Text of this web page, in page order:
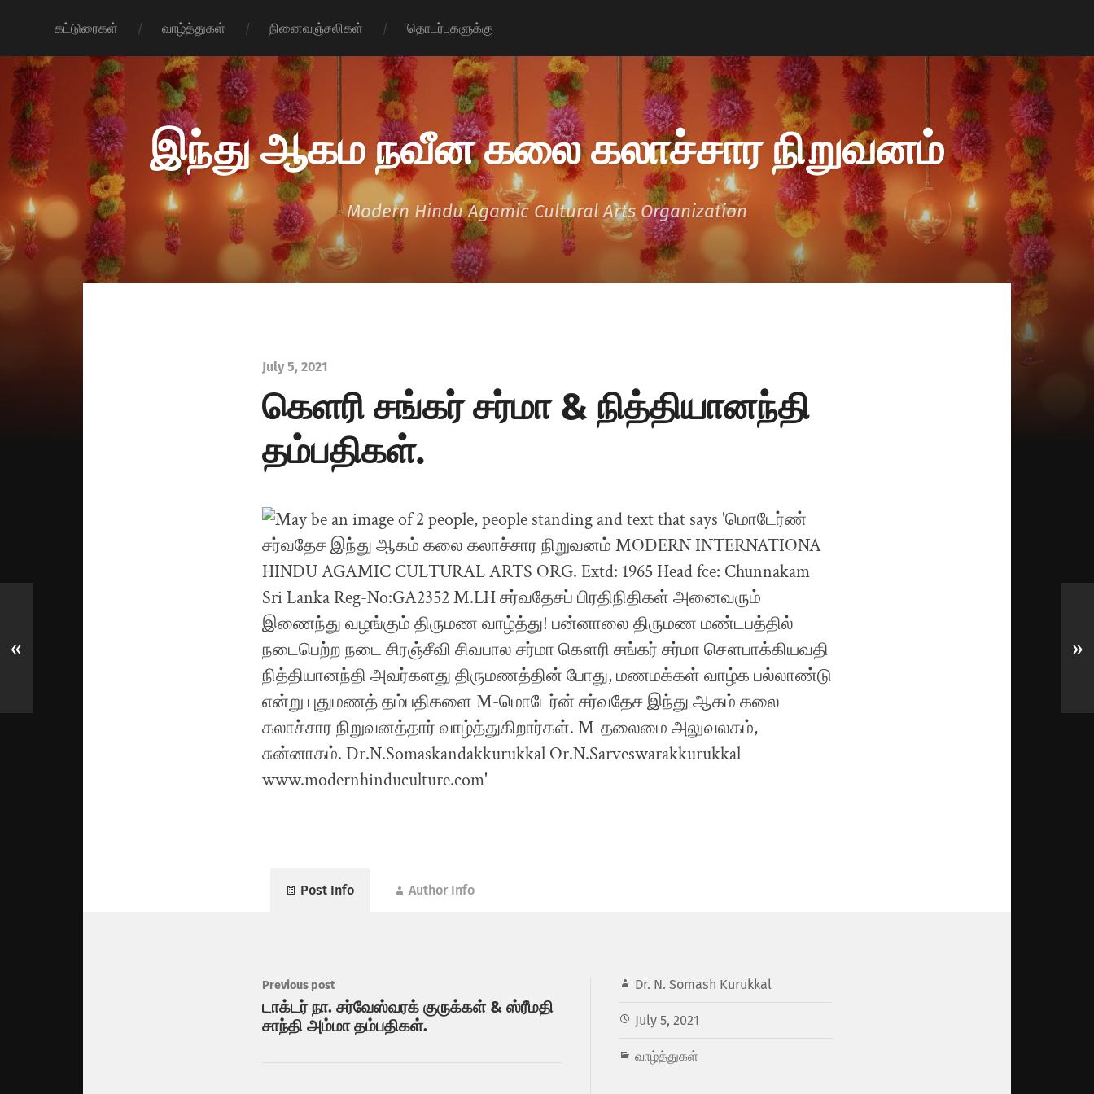
கட்டுரைகள் வாழ்த்துகள் நினைவஞ்சலிகள் தொடர்புகளுக்கு
இந்து ஆகம நவீன கலை கலாச்சார நிறுவனம்
Modern Hindu Agamic Cultural Arts Organization
July 5, 2021
கெளரி சங்கர் சர்மா & நித்தியானந்தி
தம்பதிகள்.
Post Info Author Info
Dr. N. Somash Kurukkal
July 5, 2021
வாழ்த்துகள்
Previous post
டாக்டர் நா. சர்வேஸ்வரக் குருக்கள் & ஸ்ரீமதி
சாந்தி அம்மா தம்பதிகள்.
« »